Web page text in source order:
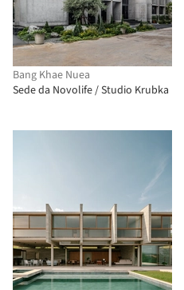
Bang Khae Nuea
Sede da Novolife / Studio Krubka